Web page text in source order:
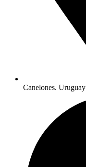
Canelones. Uruguay